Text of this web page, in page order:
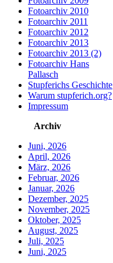
Fotoarchiv 2010
Fotoarchiv 2011
Fotoarchiv 2012
Fotoarchiv 2013
Fotoarchiv 2013 (2)
Fotoarchiv Hans
Pallasch
Stupferichs Geschichte
Warum stupferich.org?
Impressum
Archiv
Juni, 2026
April, 2026
März, 2026
Februar, 2026
Januar, 2026
Dezember, 2025
November, 2025
Oktober, 2025
August, 2025
Juli, 2025
Juni, 2025